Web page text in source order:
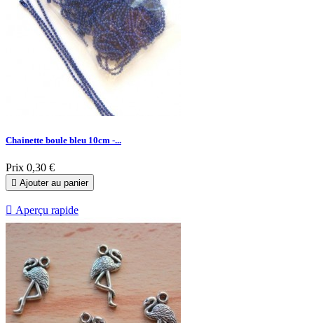
Chainette boule bleu 10cm -...
Prix 0,30 €
 Ajouter au panier
 Aperçu rapide